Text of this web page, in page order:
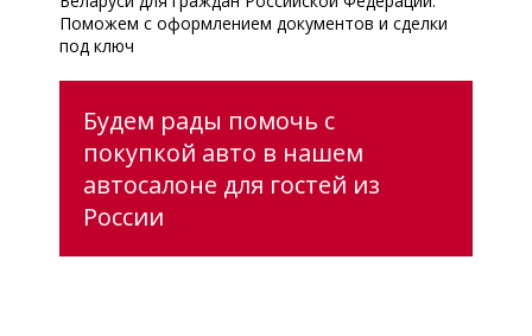
Поможем с оформлением документов и сделки
под ключ
Будем рады помочь с
покупкой авто в нашем
автосалоне для гостей из
России